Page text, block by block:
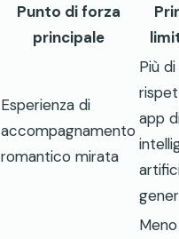
Punto di forza
principale
Esperienza di
accompagnamento
romantico mirata
Più
app
Meno